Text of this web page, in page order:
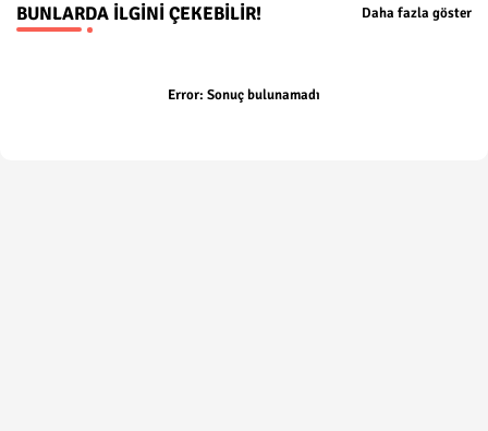
BUNLARDA İLGINI ÇEKEBILIR! Daha fazla göster
Error: Sonuç bulunamadı